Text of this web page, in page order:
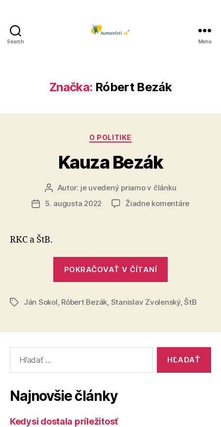
Search Menu
Značka: Róbert Bezák
Kategórie
O POLITIKE
Kauza Bezák
Autor
článku
Autor: je uvedený priamo v článku
Dátum
5. augusta 2022 Žiadne komentárena
RKC a ŠtB.
POKRAČOVAŤ V ČÍTANÍ
ZnačkyJán Sokol, Róbert Bezák, Stanislav Zvolenský,ŠtB
Najnovšie články
Kedysi dostala príležitosť